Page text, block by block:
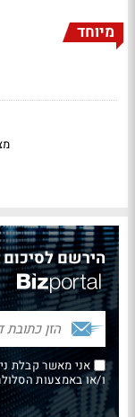
מיוחד
הירשם
אני מאשר קבלת
ו/או באמצעות הסלולר